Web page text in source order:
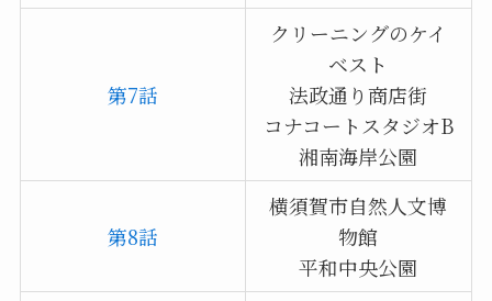
第7話
クリーニングのケイ
ベスト
法政通り商店街
コナコートスタジオB
湘南海岸公園
第8話
横須賀市自然人文博
物館
平和中央公園